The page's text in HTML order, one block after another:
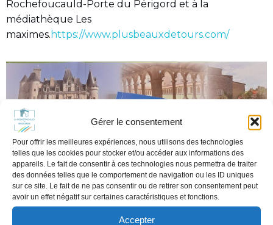
Gérer le consentement
Pour offrir les meilleures expériences, nous utilisons des technologies
telles que les cookies pour stocker et/ou accéder aux informations des
appareils. Le fait de consentir à ces technologies nous permettra de traiter
des données telles que le comportement de navigation ou les ID uniques
sur ce site. Le fait de ne pas consentir ou de retirer son consentement peut
avoir un effet négatif sur certaines caractéristiques et fonctions.
Accepter
Rochefoucauld-Porte du Périgord et à la
médiathèque Les
maximes. https://www.plusbeauxdetours.com/